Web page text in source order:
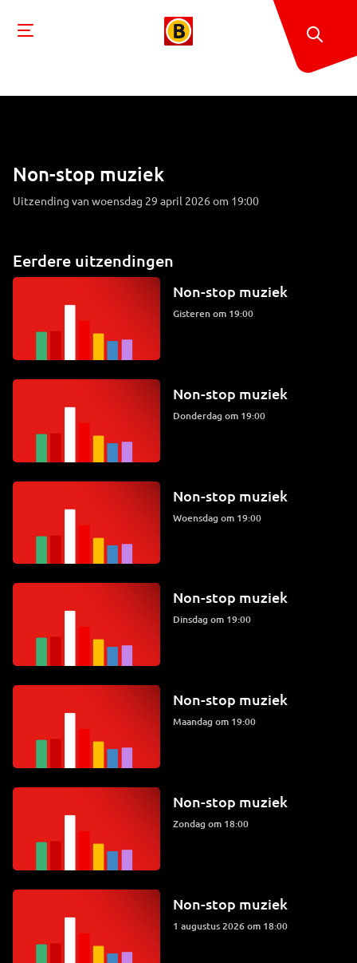
Non-stop muziek
Uitzending van woensdag 29 april 2026 om 19:00
Eerdere uitzendingen
Non-stop muziek
Gisteren om 19:00
Non-stop muziek
donderdag om 19:00
Non-stop muziek
woensdag om 19:00
Non-stop muziek
dinsdag om 19:00
Non-stop muziek
maandag om 19:00
Non-stop muziek
zondag om 18:00
Non-stop muziek
1 augustus 2026 om 18:00